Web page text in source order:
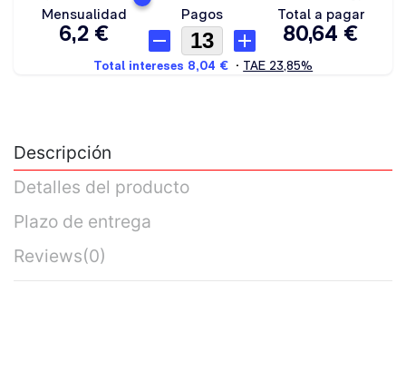
Descripción
Detalles del producto
Plazo de entrega
Reviews(0)